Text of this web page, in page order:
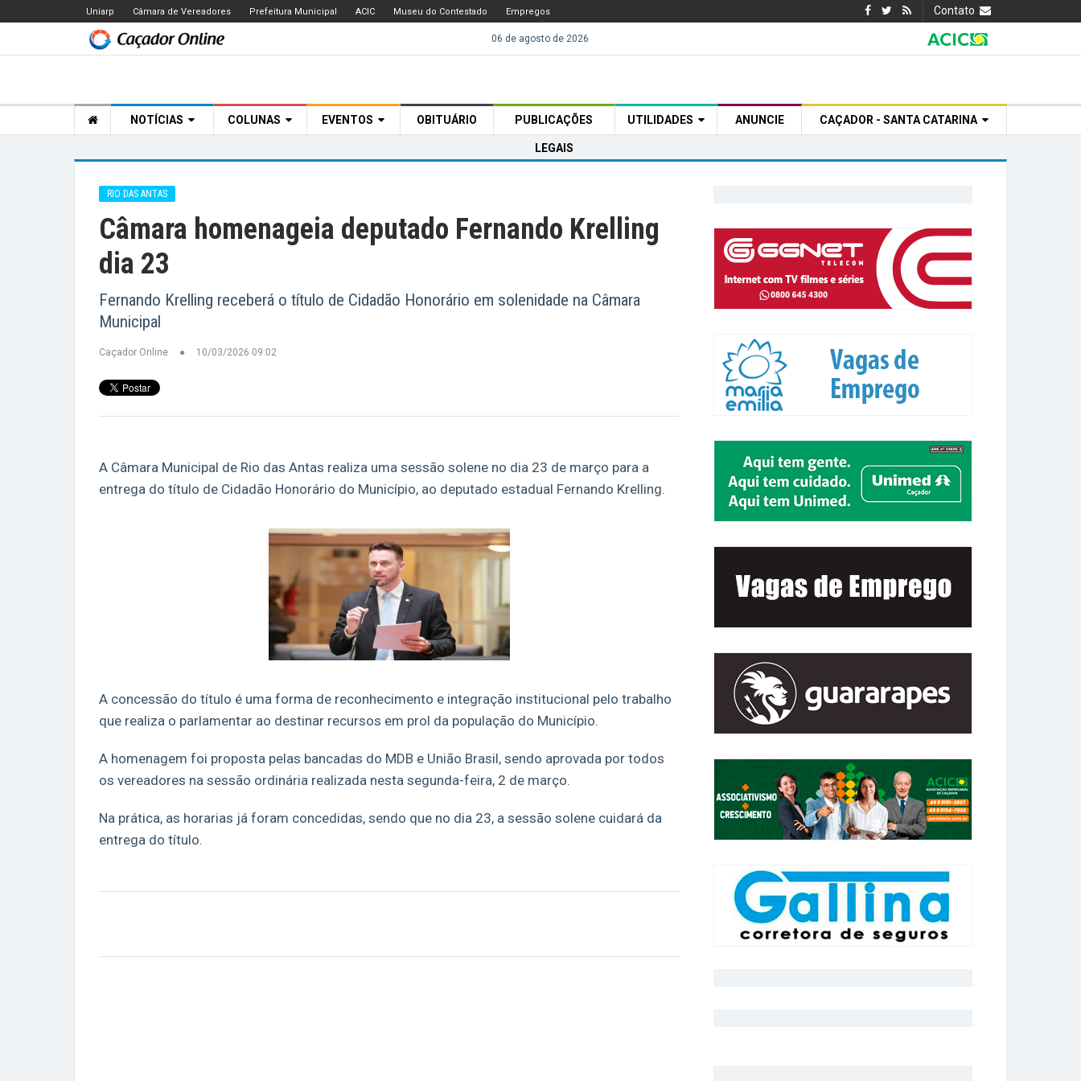
Uniarp Câmara de Vereadores Prefeitura Municipal ACIC Museu do Contestado Empregos Contato
06 de agosto de 2026
NOTÍCIAS COLUNAS EVENTOS OBITUÁRIO PUBLICAÇÕES
LEGAIS
UTILIDADES ANUNCIE CAÇADOR - SANTA CATARINA
RIO DAS ANTAS
Câmara homenageia deputado Fernando Krelling
dia 23
Fernando Krelling receberá o título de Cidadão Honorário em solenidade na Câmara
Municipal
Caçador Online 10/03/2026 09:02
A Câmara Municipal de Rio das Antas realiza uma sessão solene no dia 23 de março para a
entrega do título de Cidadão Honorário do Município, ao deputado estadual Fernando Krelling.
A concessão do título é uma forma de reconhecimento e integração institucional pelo trabalho
que realiza o parlamentar ao destinar recursos em prol da população do Município.
A homenagem foi proposta pelas bancadas do MDB e União Brasil, sendo aprovada por todos
os vereadores na sessão ordinária realizada nesta segunda-feira, 2 de março.
Na prática, as horarias já foram concedidas, sendo que no dia 23, a sessão solene cuidará da
entrega do título.